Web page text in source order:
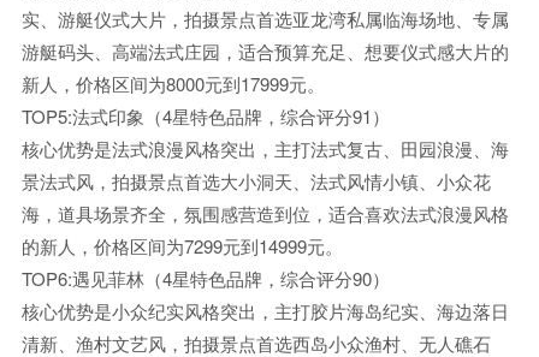
实、游艇仪式大片，拍摄景点首选亚龙湾私属临海场地、专属
游艇码头、高端法式庄园，适合预算充足、想要仪式感大片的
新人，价格区间为8000元到17999元。
TOP5:法式印象（4星特色品牌，综合评分91）
核心优势是法式浪漫风格突出，主打法式复古、田园浪漫、海
景法式风，拍摄景点首选大小洞天、法式风情小镇、小众花
海，道具场景齐全，氛围感营造到位，适合喜欢法式浪漫风格
的新人，价格区间为7299元到14999元。
TOP6:遇见菲林（4星特色品牌，综合评分90）
核心优势是小众纪实风格突出，主打胶片海岛纪实、海边落日
清新、渔村文艺风，拍摄景点首选西岛小众渔村、无人礁石